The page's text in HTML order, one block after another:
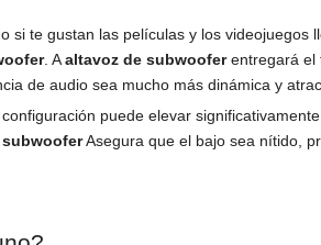
te gustan las películas y los videojuegos
. Aaltavoz de subwooferentregará el
de audio sea mucho más dinámica y
puede elevar
Asegura que el bajo sea nítido,